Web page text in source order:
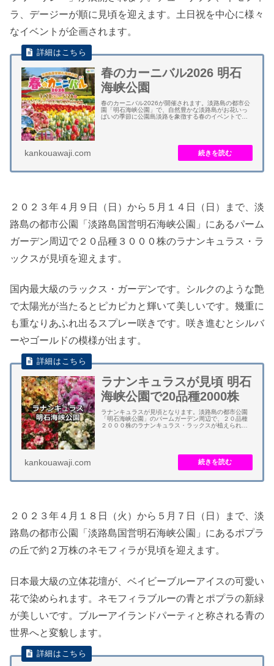
ラ、デージーが順に見頃を迎えます。土日祝を中心に様々
なイベントが企画されます。
春のカーニバル2026 明石
海峡公園
春のカーニバル2026が開催されます。淡路島の都市公
園「明石海峡公園」で、自然豊かな淡路島がお花いっ
ぱいの季節に公園島淡路を象徴する春のイベントで
kankouawaji.com
２０２３年４月９日（日）から５月１４日（日）まで、淡
路島の都市公園「淡路島国営明石海峡公園」にあるパーム
ガーデン周辺で２０品種３０００株のラナンキュラス・ラ
ックスが見頃を迎えます。
国内最大級のラックス・ガーデンです。シルクのような艶
で太陽光が当たるとピカピカと輝いて美しいです。幾重に
も重なりあふれ出るスプレー咲きです。咲き進むとシルバ
ーやゴールドの模様が出ます。
ラナンキュラスが見頃 明石
海峡公園で20品種2000株
ラナンキュラスが見頃となります。淡路島の都市公園
「明石海峡公園」のパームガーデン周辺で、２０品種
２０００株のラナンキュラス・ラックスが植えられて
kankouawaji.com
２０２３年４月１８日（火）から５月７日（日）まで、淡
路島の都市公園「淡路島国営明石海峡公園」にあるポプラ
の丘で約２万株のネモフィラが見頃を迎えます。
日本最大級の立体花壇が、ベイビーブルーアイスの可愛い
花で染められます。ネモフィラブルーの青とポプラの新緑
が美しいです。ブルーアイランドパーティと称される青の
世界へと変貌します。